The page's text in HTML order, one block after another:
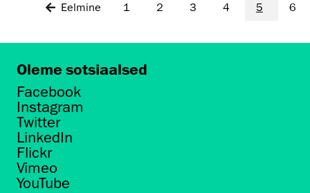
Eelmine 1 2 3 4 5 6
Oleme sotsiaalsed
Facebook
Instagram
Twitter
LinkedIn
Flickr
Vimeo
YouTube